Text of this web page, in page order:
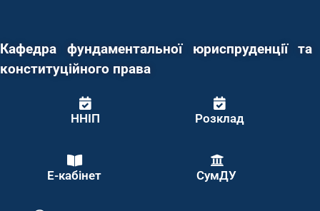
Кафедра фундаментальної юриспруденції та
конституційного права
ННІП Розклад
Е-кабінет СумДУ